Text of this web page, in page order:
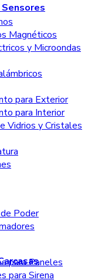
Magnéticos
y Microondas
para Exterior
para Interior
Vidrios y Cristales
Poder
para Paneles
para Sirena